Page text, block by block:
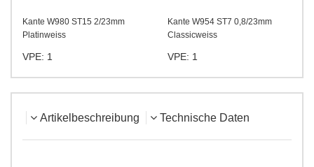
Kante W980 ST15 2/23mm
Platinweiss
VPE: 1
Kante W954 ST7 0,8/23mm
Classicweiss
VPE: 1
Artikelbeschreibung Technische Daten